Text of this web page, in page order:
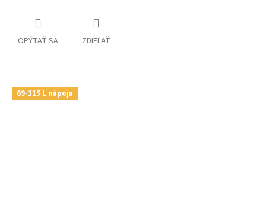
OPÝTAŤ SA ZDIEĽAŤ
69-115 L nápoja